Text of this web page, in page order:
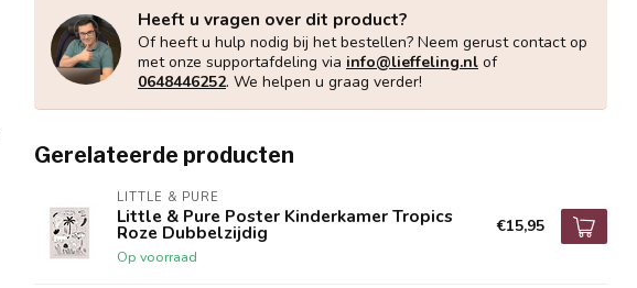
Heeft u vragen over dit product?
Of heeft u hulp nodig bij het bestellen? Neem gerust contact op
met onze supportafdeling via info@lieffeling.nl of
0648446252. We helpen u graag verder!
Gerelateerde producten
LITTLE & PURE
Little & Pure Poster Kinderkamer Tropics
Roze Dubbelzijdig
Op voorraad
€15,95